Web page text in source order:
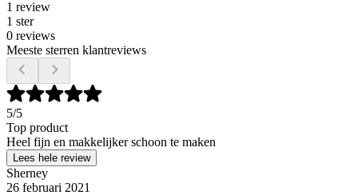
1 review
1 ster
0 reviews
Meeste sterren klantreviews
5/5
Top product
Heel fijn en makkelijker schoon te maken
Lees hele review
Sherney
26 februari 2021